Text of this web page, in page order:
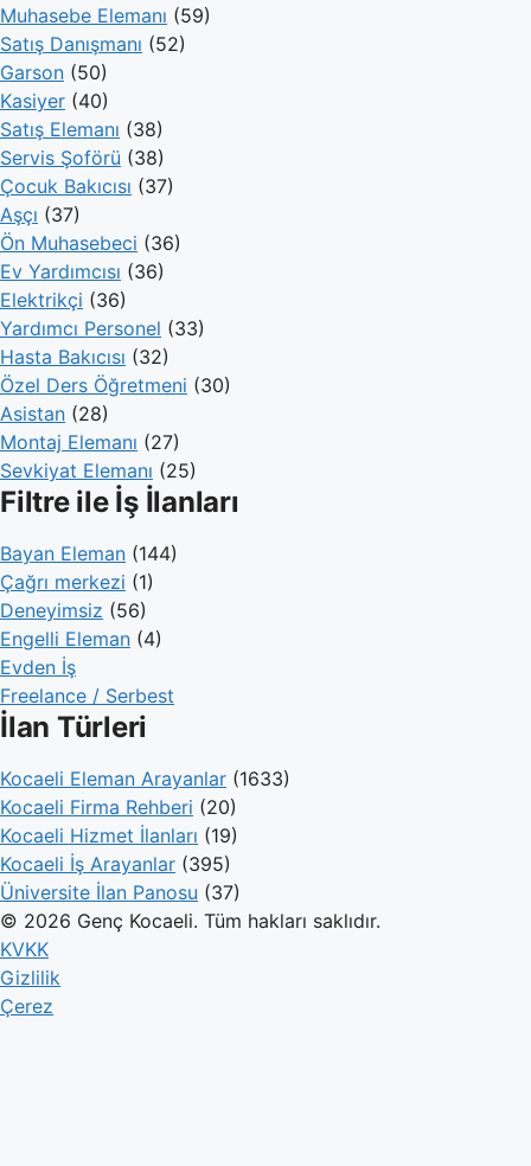
Muhasebe Elemanı (59)
Satış Danışmanı (52)
Garson (50)
Kasiyer (40)
Satış Elemanı (38)
Servis Şoförü (38)
Çocuk Bakıcısı (37)
Aşçı (37)
Ön Muhasebeci (36)
Ev Yardımcısı (36)
Elektrikçi (36)
Yardımcı Personel (33)
Hasta Bakıcısı (32)
Özel Ders Öğretmeni (30)
Asistan (28)
Montaj Elemanı (27)
Sevkiyat Elemanı (25)
Filtre ile İş İlanları
Bayan Eleman (144)
Çağrı merkezi (1)
Deneyimsiz (56)
Engelli Eleman (4)
Evden İş
Freelance / Serbest
İlan Türleri
Kocaeli Eleman Arayanlar (1633)
Kocaeli Firma Rehberi (20)
Kocaeli Hizmet İlanları (19)
Kocaeli İş Arayanlar (395)
Üniversite İlan Panosu (37)
© 2026 Genç Kocaeli. Tüm hakları saklıdır.
KVKK
Gizlilik
Çerez